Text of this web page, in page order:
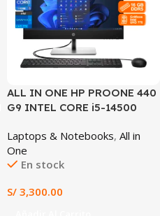
ALL IN ONE HP PROONE 440
G9 INTEL CORE i5-14500
INTEL UHD GRAPHICS 770
WINDOWS 11 PRO (HP
PROONE 440 G9)
Laptops & Notebooks, All in
One
En stock
S/ 3,300.00